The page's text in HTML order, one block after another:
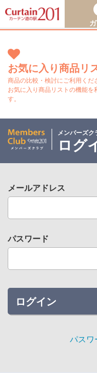
お気に入り商品リ
商品の比較・検討にご利用くだ
お気に入り商品リストの機能
す。
メンバーズク
ログ
メールアドレス
パスワード
ログイン
パスワ